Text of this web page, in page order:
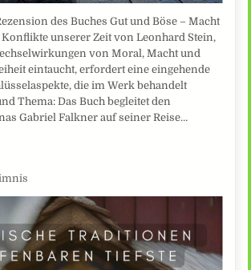
des Buches Gut und Böse – Macht
unserer Zeit von Leonhard Stein,
von Moral, Macht und
eintaucht, erfordert eine eingehende
die im Werk behandelt
Thema: Das Buch begleitet den
Gabriel Falkner auf seiner Reise…